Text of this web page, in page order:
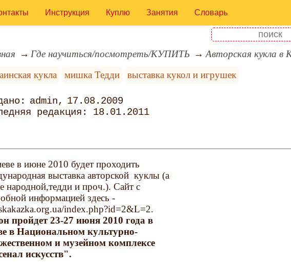
Инструкция Куплю Занятия Словарь
Где научиться/посмотреть/КУПИТЬ
Авторская кукла в
кукла
мишка Тедди выставка кукол и игрушек
admin
17.08.2009
18.01.2011
в июне 2010 будет проходить
выставка авторской куклы (а
народной,тедди и проч.). Сайт с
информацией здесь -
index.php?id=2&L=2.
пройдет 23-27 июня 2010 года в
в Национальном культурно-
и музейном комплексе
искусств".